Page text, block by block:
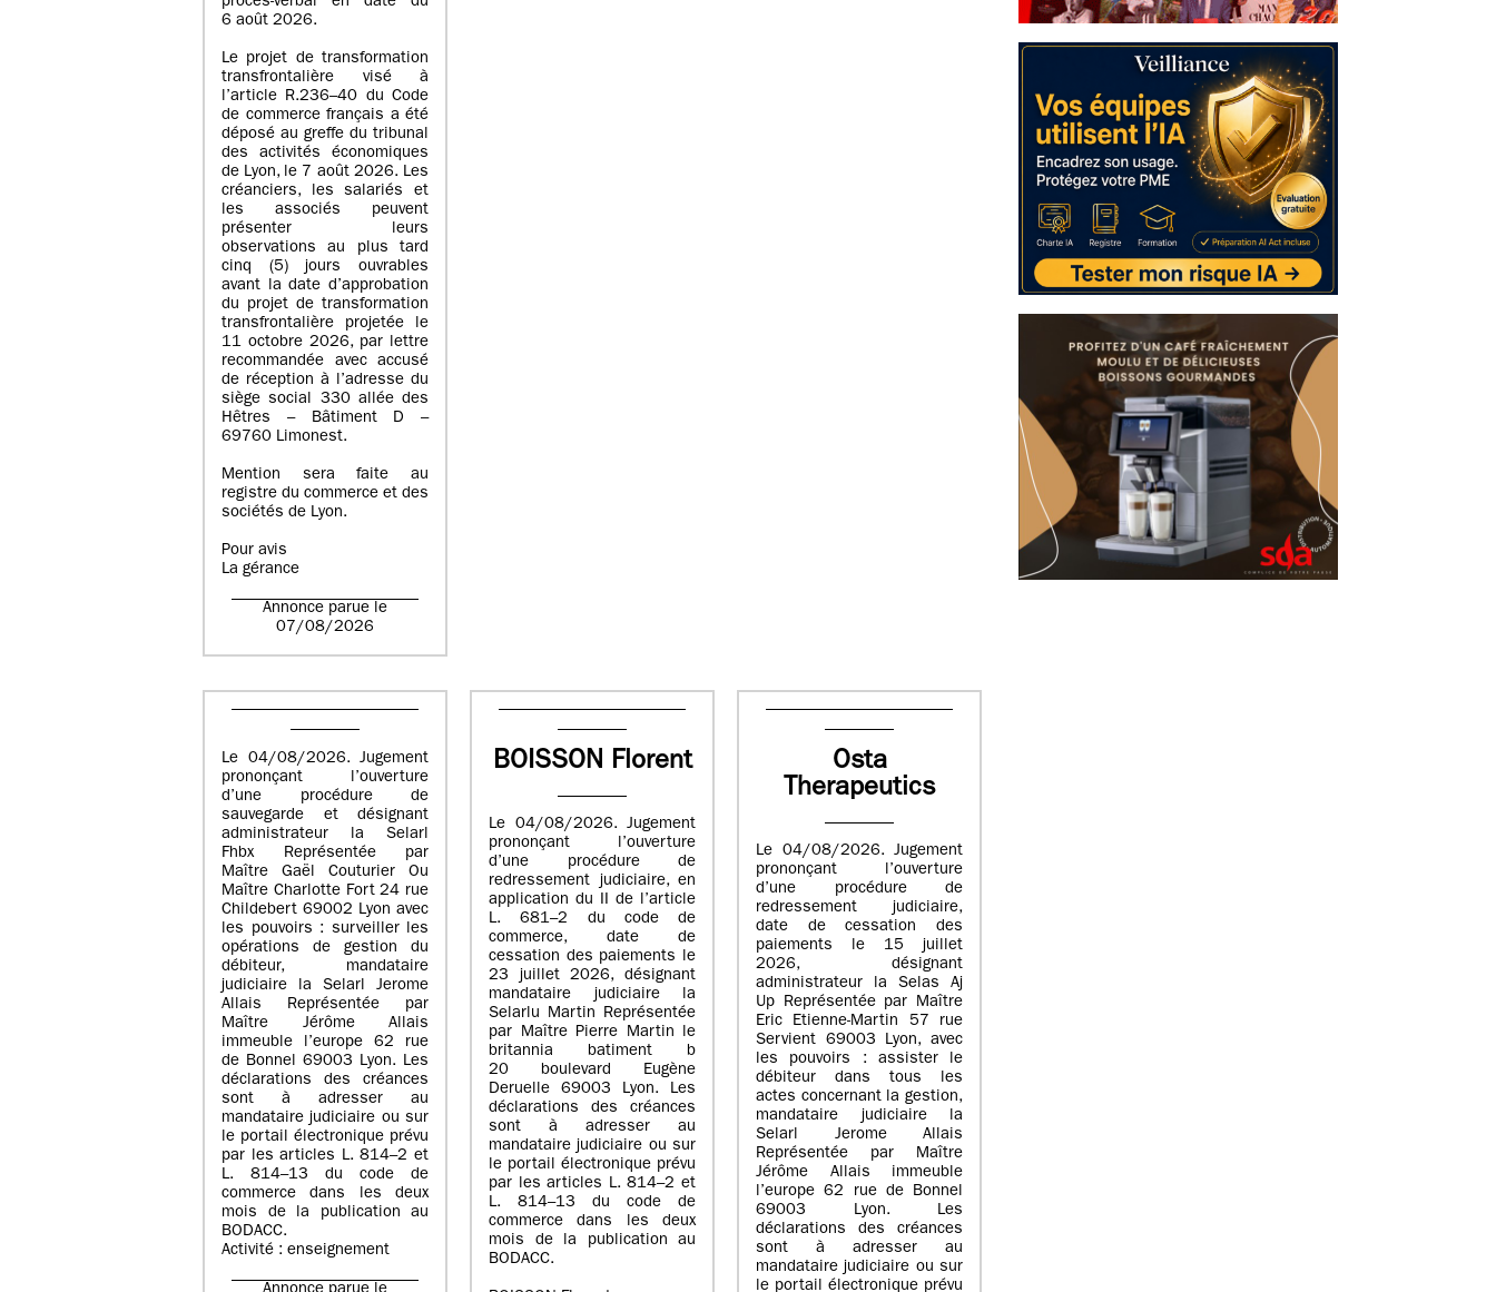
6 août 2026.
Le projet de transformation
transfrontalière visé à
l’article R.236–40 du Code
de commerce français a été
déposé au greffe du tribunal
des activités économiques
de Lyon, le 7 août 2026. Les
créanciers, les salariés et
les associés peuvent
présenter leurs
observations au plus tard
cinq (5) jours ouvrables
avant la date d’approbation
du projet de transformation
transfrontalière projetée le
11 octobre 2026, par lettre
recommandée avec accusé
de réception à l’adresse du
siège social 330 allée des
Hêtres – Bâtiment D –
69760 Limonest.
Mention sera faite au
registre du commerce et des
sociétés de Lyon.
Pour avis
La gérance
Annonce parue le
07/08/2026
Le 04/08/2026. Jugement
prononçant l’ouverture
d’une procédure de
sauvegarde et désignant
administrateur la Selarl
Fhbx Représentée par
Maître Gaël Couturier Ou
Maître Charlotte Fort 24 rue
Childebert 69002 Lyon avec
les pouvoirs : surveiller les
opérations de gestion du
débiteur, mandataire
judiciaire la Selarl Jerome
Allais Représentée par
Maître Jérôme Allais
immeuble l’europe 62 rue
de Bonnel 69003 Lyon. Les
déclarations des créances
sont à adresser au
mandataire judiciaire ou sur
le portail électronique prévu
par les articles L. 814–2 et
L. 814–13 du code de
commerce dans les deux
mois de la publication au
BODACC.
Activité : enseignement
BOISSON Florent
Le 04/08/2026. Jugement
prononçant l’ouverture
d’une procédure de
redressement judiciaire, en
application du II de l’article
L. 681–2 du code de
commerce, date de
cessation des paiements le
23 juillet 2026, désignant
mandataire judiciaire la
Selarlu Martin Représentée
par Maître Pierre Martin le
britannia batiment b
20 boulevard Eugène
Deruelle 69003 Lyon. Les
déclarations des créances
sont à adresser au
mandataire judiciaire ou sur
le portail électronique prévu
par les articles L. 814–2 et
L. 814–13 du code de
commerce dans les deux
mois de la publication au
BODACC.
Osta
Therapeutics
Le 04/08/2026. Jugement
prononçant l’ouverture
d’une procédure de
redressement judiciaire,
date de cessation des
paiements le 15 juillet
2026, désignant
administrateur la Selas Aj
Up Représentée par Maître
Eric Etienne-Martin 57 rue
Servient 69003 Lyon, avec
les pouvoirs : assister le
débiteur dans tous les
actes concernant la gestion,
mandataire judiciaire la
Selarl Jerome Allais
Représentée par Maître
Jérôme Allais immeuble
l’europe 62 rue de Bonnel
69003 Lyon. Les
déclarations des créances
sont à adresser au
mandataire judiciaire ou sur
le portail électronique prévu